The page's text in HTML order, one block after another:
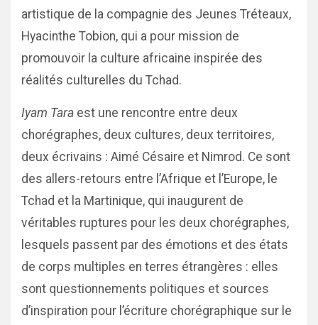
artistique de la compagnie des Jeunes Tréteaux,
Hyacinthe Tobion, qui a pour mission de
promouvoir la culture africaine inspirée des
réalités culturelles du Tchad.
Iyam Tara est une rencontre entre deux
chorégraphes, deux cultures, deux territoires,
deux écrivains : Aimé Césaire et Nimrod. Ce sont
des allers-retours entre l’Afrique et l’Europe, le
Tchad et la Martinique, qui inaugurent de
véritables ruptures pour les deux chorégraphes,
lesquels passent par des émotions et des états
de corps multiples en terres étrangères : elles
sont questionnements politiques et sources
d’inspiration pour l’écriture chorégraphique sur le